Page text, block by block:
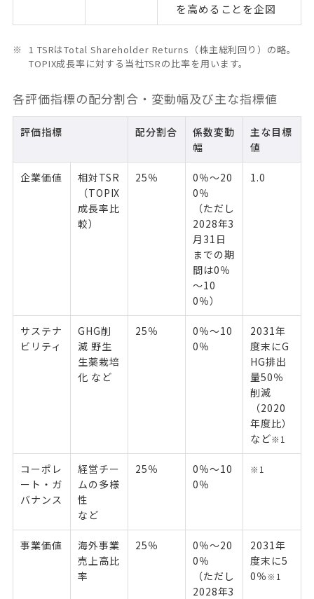
を高めることを企図
1 TSRはTotal Shareholder Returns（株主総利回り）の略。
TOPIX成長率に対する当社TSRの比率を用います。
各評価指標の配分割合・変動幅及び主な指標値
評価指標 配分割合
係数変動
幅
主な目標
値
企業価値
相対TSR
（TOPIX
成長率比
較）
25％
0％～20
0％
（ただし
2028年3
月31日
までの期
間は0％
～10
0％）
1.0
サステナ
ビリティ
GHG削
減 野生
生薬栽培
化 など
25％
0％～10
0％
2031年
度末にG
HG排出
量50％
削減
（2020
年度比）
など※1
コーポレ
ート・ガ
バナンス
経営チー
ムの多様
性
など
25％
0％～10
0％
※1
事業価値
海外事業
売上高比
率
25％
0％～20
0％
（ただし
2028年3
2031年
度末に5
0％※1